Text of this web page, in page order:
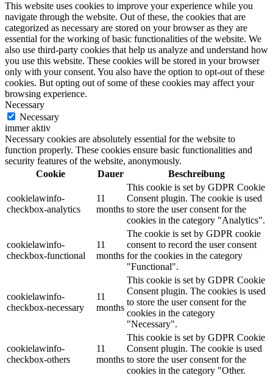
This website uses cookies to improve your experience while you
navigate through the website. Out of these, the cookies that are
categorized as necessary are stored on your browser as they are
essential for the working of basic functionalities of the website. We
also use third-party cookies that help us analyze and understand how
you use this website. These cookies will be stored in your browser
only with your consent. You also have the option to opt-out of these
cookies. But opting out of some of these cookies may affect your
browsing experience.
Necessary
Necessary
immer aktiv
Necessary cookies are absolutely essential for the website to
function properly. These cookies ensure basic functionalities and
security features of the website, anonymously.
Cookie
Dauer Beschreibung
cookielawinfo-
checkbox-analytics
11
months
This cookie is set by GDPR Cookie
Consent plugin. The cookie is used
to store the user consent for the
cookies in the category "Analytics".
cookielawinfo-
checkbox-functional
11
months
The cookie is set by GDPR cookie
consent to record the user consent
for the cookies in the category
"Functional".
cookielawinfo-
checkbox-necessary
11
months
This cookie is set by GDPR Cookie
Consent plugin. The cookies is used
to store the user consent for the
cookies in the category
"Necessary".
cookielawinfo-
checkbox-others
11
months
This cookie is set by GDPR Cookie
Consent plugin. The cookie is used
to store the user consent for the
cookies in the category "Other.